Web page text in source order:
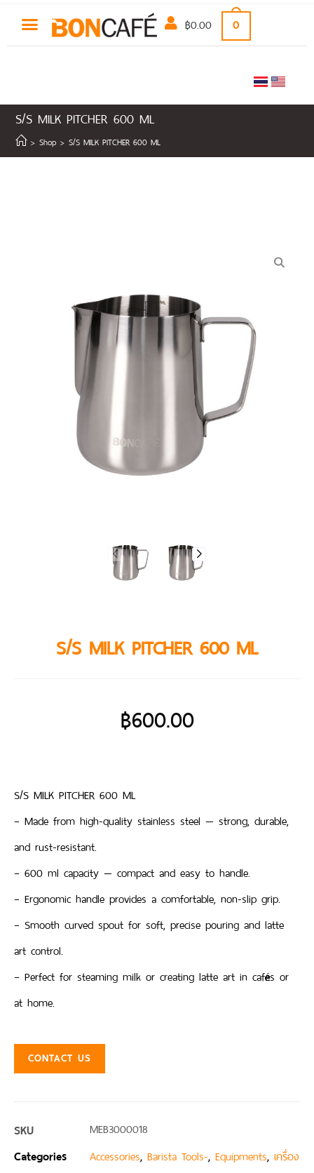
฿0.00 0
S/S MILK PITCHER 600 ML
> Shop > S/S MILK PITCHER 600 ML
S/S MILK PITCHER 600 ML
฿600.00
S/S MILK PITCHER 600 ML
– Made from high-quality stainless steel — strong, durable,
and rust-resistant.
– 600 ml capacity — compact and easy to handle.
– Ergonomic handle provides a comfortable, non-slip grip.
– Smooth curved spout for soft, precise pouring and latte
art control.
– Perfect for steaming milk or creating latte art in cafés or
at home.
CONTACT US
SKU MEB3000018
Categories Accessories, Barista Tools-, Equipments, เครื่อง